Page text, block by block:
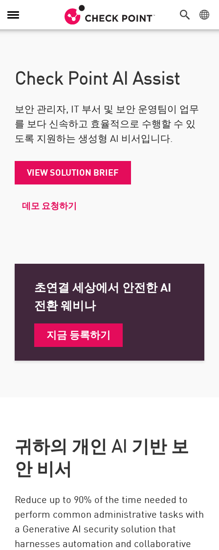
탐색 전환
Check Point AI Assist
보안 관리자, IT 부서 및 보안 운영팀이 업무
를 보다 신속하고 효율적으로 수행할 수 있
도록 지원하는 생성형 AI 비서입니다.
VIEW SOLUTION BRIEF
데모 요청하기
초연결 세상에서 안전한 AI
전환 웨비나
지금 등록하기
귀하의 개인 AI 기반 보
안 비서
Reduce up to 90% of the time needed to
perform common administrative tasks with
a Generative AI security solution that
harnesses automation and collaborative